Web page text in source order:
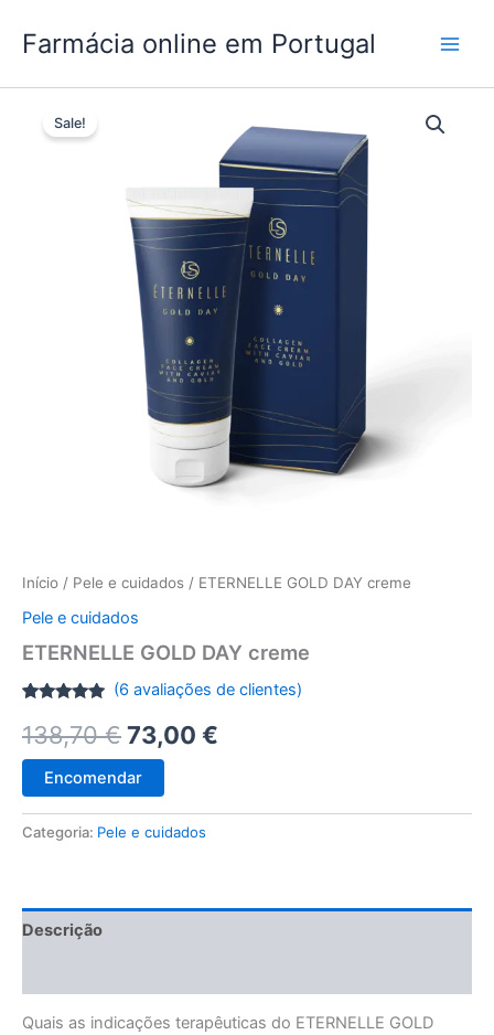
Farmácia online em Portugal
Sale!
Início / Pele e cuidados / ETERNELLE GOLD DAY creme
Pele e cuidados
ETERNELLE GOLD DAY creme
com4.83
em 5 com
base em
classificações
de clientes
(6 avaliações de clientes)
138,70€O
preço
original
73,00 €
atual
Encomendar
Categoria: Pele e cuidados
Descrição
Quais as indicações terapêuticas do ETERNELLE GOLD